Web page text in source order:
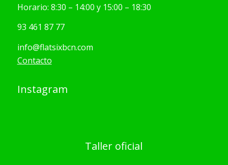
Horario: 8:30 – 14:00 y 15:00 – 18:30
93 461 87 77
info@flatsixbcn.com
Contacto
Instagram
Taller oficial